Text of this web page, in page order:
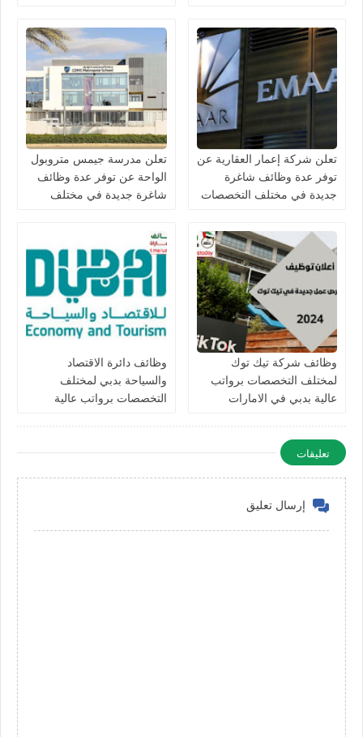
في دبي وأبوظبي
تعلن شركة إعمار العقارية عن
توفر عدة وظائف شاغرة
جديدة في مختلف التخصصات
تعلن مدرسة جيمس متروبول
الواحة عن توفر عدة وظائف
شاغرة جديدة في مختلف
برواتب تصل 10,000 درهم
وظائف شركة تيك توك
لمختلف التخصصات برواتب
عالية بدبي في الامارات
وظائف دائرة الاقتصاد
والسياحة بدبي لمختلف
التخصصات برواتب عالية
تعليقات
إرسال تعليق